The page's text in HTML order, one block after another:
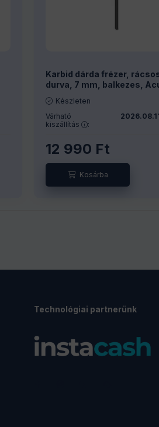
Karbid dárda frézer,
durva, 7 mm, balkezes,
Készleten
Várható
kiszállítás
:
12 990 Ft
Technológiai partnerünk